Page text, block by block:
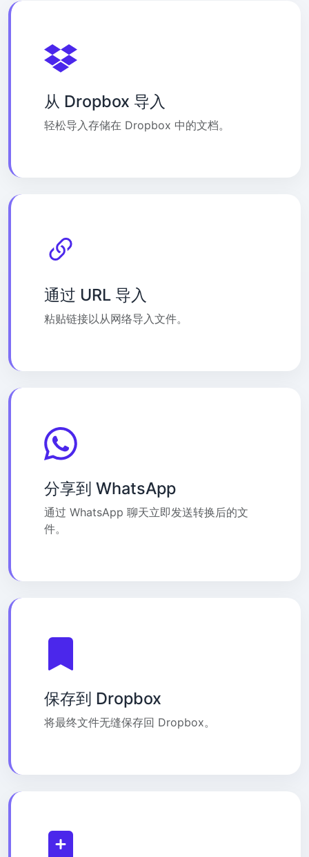
从 Dropbox 导入
轻松导入存储在 Dropbox 中的文档。
通过 URL 导入
粘贴链接以从网络导入文件。
分享到 WhatsApp
通过 WhatsApp 聊天立即发送转换后的文
件。
保存到 Dropbox
将最终文件无缝保存回 Dropbox。